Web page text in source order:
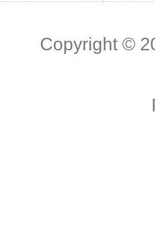
Copyright ©